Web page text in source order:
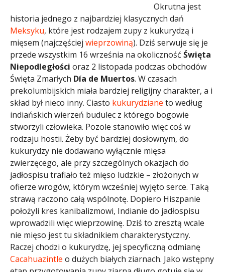
Okrutna jest
historia jednego z najbardziej klasycznych dań
Meksyku, które jest rodzajem zupy z kukurydzą i
mięsem (najczęściej wieprzowiną). Dziś serwuje się je
przede wszystkim 16 września na okoliczność Święta
Niepodległości oraz 2 listopada podczas obchodów
Święta Zmarłych Día de Muertos. W czasach
prekolumbijskich miała bardziej religijny charakter, a i
skład był nieco inny. Ciasto kukurydziane to według
indiańskich wierzeń budulec z którego bogowie
stworzyli człowieka. Pozole stanowiło więc coś w
rodzaju hostii. Żeby być bardziej dosłownym, do
kukurydzy nie dodawano wyłącznie mięsa
zwierzęcego, ale przy szczególnych okazjach do
jadłospisu trafiało też mięso ludzkie – złożonych w
ofierze wrogów, którym wcześniej wyjęto serce. Taką
strawą raczono całą wspólnotę. Dopiero Hiszpanie
położyli kres kanibalizmowi, Indianie do jadłospisu
wprowadzili więc wieprzowinę. Dziś to zresztą wcale
nie mięso jest tu składnikiem charakterystyczny.
Raczej chodzi o kukurydzę, jej specyficzną odmianę
Cacahuazintle o dużych białych ziarnach. Jako wstępny